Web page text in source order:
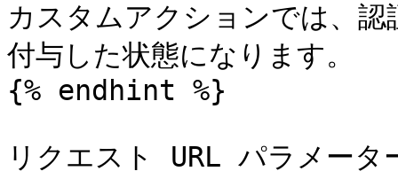
カスタムアクションでは、
付与した状態になります。
{% endhint %}
リクエスト URL パラメータ